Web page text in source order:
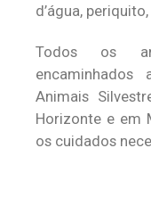
d’água,
Todos os
Animais
Horizonte e em
os cuidados